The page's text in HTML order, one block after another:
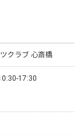
クラブ 心斎橋
17:30